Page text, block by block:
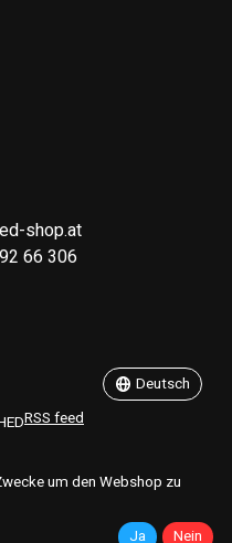
shop.at
66 306
RSS feed
Deutsch
um den Webshop zu
Ja
Nein